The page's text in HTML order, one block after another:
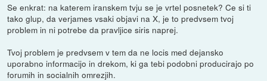
Se enkrat: na katerem iranskem tvju se je vrtel posnetek? Ce si ti
tako glup, da verjames vsaki objavi na X, je to predvsem tvoj
problem in ni potrebe da pravljice siris naprej.
Tvoj problem je predvsem v tem da ne locis med dejansko
uporabno informacijo in drekom, ki ga tebi podobni producirajo po
forumih in socialnih omrezjih.